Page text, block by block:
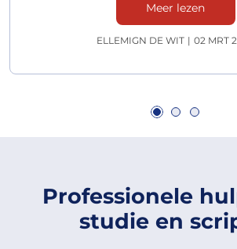
Meer lezen
ELLEMIGN DE WIT | 02 MRT
Professionele
studie en